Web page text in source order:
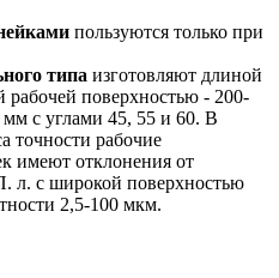
пользуются только при
типа изготовляют длиной
поверхностью - 200-
с углами 45, 55 и 60. В
точности рабочие
имеют отклонения от
л. с широкой поверхностью
2,5-100 мкм.